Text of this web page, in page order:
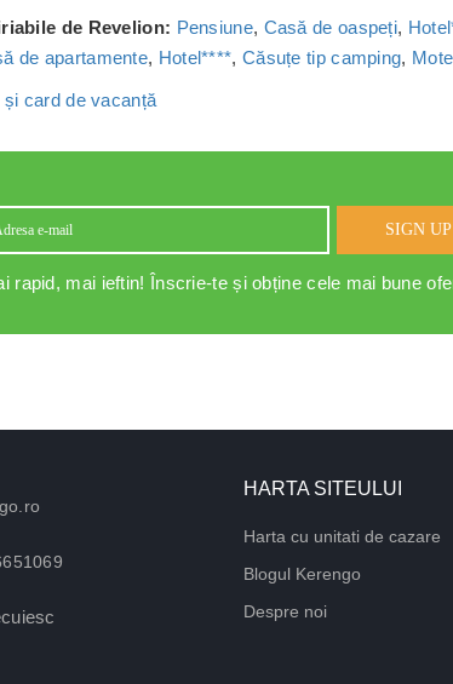
de Revelion: Pensiune, Casă de oaspeți,
de apartamente, Hotel****, Căsuțe tip camping,
card de vacanță
SIGN UP
rapid, mai ieftin! Înscrie-te și obține cele mai bune
HARTA SITEULUI
Harta cu unitati de cazare
Blogul Kerengo
Despre noi